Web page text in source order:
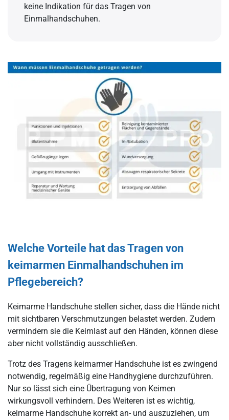
keine Indikation für das Tragen von
Einmalhandschuhen.
Welche Vorteile hat das Tragen von
keimarmen Einmalhandschuhen im
Pflegebereich?
Keimarme Handschuhe stellen sicher, dass die Hände nicht
mit sichtbaren Verschmutzungen belastet werden. Zudem
vermindern sie die Keimlast auf den Händen, können diese
aber nicht vollständig ausschließen.
Trotz des Tragens keimarmer Handschuhe ist es zwingend
notwendig, regelmäßig eine Handhygiene durchzuführen.
Nur so lässt sich eine Übertragung von Keimen
wirkungsvoll verhindern. Des Weiteren ist es wichtig,
keimarme Handschuhe korrekt an- und auszuziehen, um